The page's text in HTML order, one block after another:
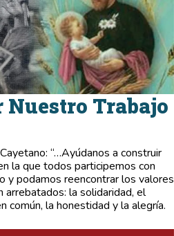
Nuestro Trabajo
“…Ayúdanos a construir
la que todos participemos con
y podamos reencontrar los valores
arrebatados: la solidaridad, el
común, la honestidad y la alegría.